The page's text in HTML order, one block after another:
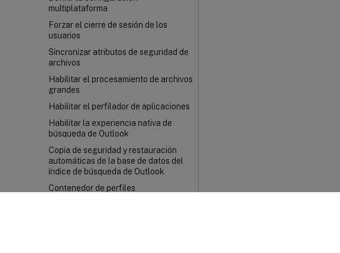
multiplataforma
Forzar el cierre de sesión de los
usuarios
Sincronizar atributos de seguridad de
archivos
Habilitar el procesamiento de archivos
grandes
Habilitar el perfilador de aplicaciones
Habilitar la experiencia nativa de
búsqueda de Outlook
Copia de seguridad y restauración
automáticas de la base de datos del
índice de búsqueda de Outlook
Contenedor de perfiles